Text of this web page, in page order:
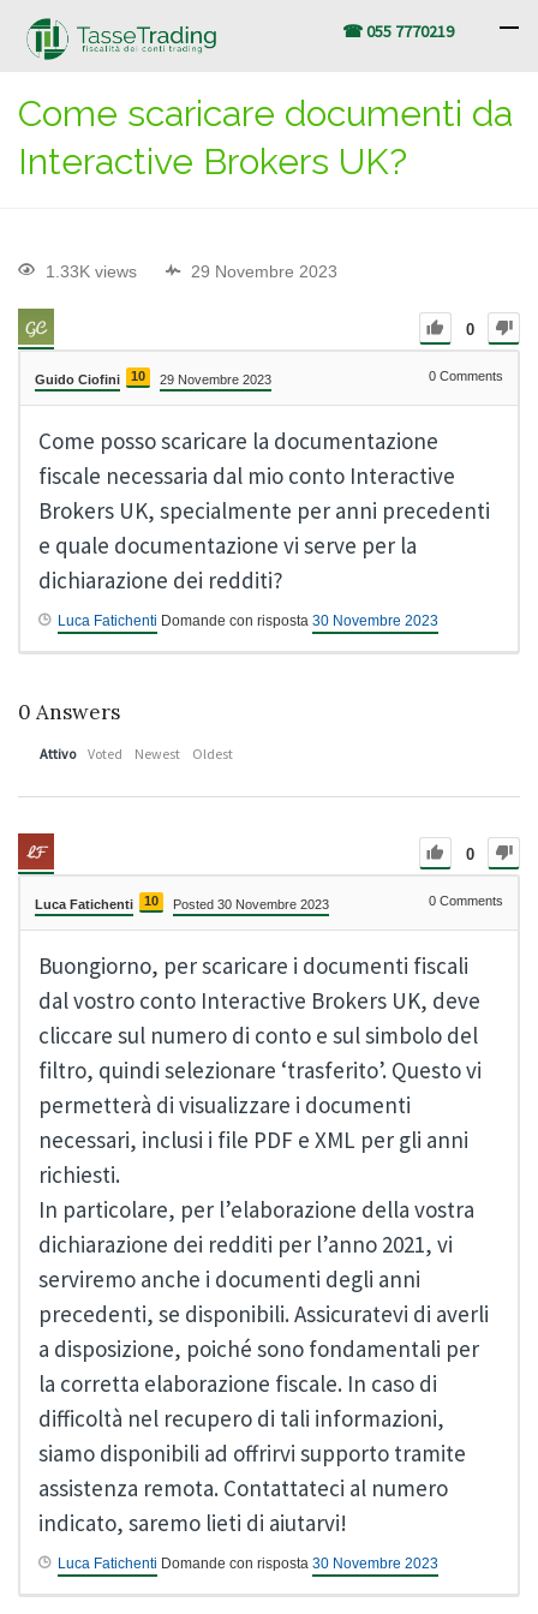
☎ 055 7770219
Come scaricare documenti da
Interactive Brokers UK?
1.33K views 29 Novembre 2023
0
Guido Ciofini 10 29 Novembre 2023 0 Comments
Come posso scaricare la documentazione
fiscale necessaria dal mio conto Interactive
Brokers UK, specialmente per anni precedenti
e quale documentazione vi serve per la
dichiarazione dei redditi?
Luca Fatichenti Domande con risposta 30 Novembre 2023
0 Answers
Attivo Voted Newest Oldest
0
Luca Fatichenti 10 Posted 30 Novembre 2023 0 Comments
Buongiorno, per scaricare i documenti fiscali
dal vostro conto Interactive Brokers UK, deve
cliccare sul numero di conto e sul simbolo del
filtro, quindi selezionare ‘trasferito’. Questo vi
permetterà di visualizzare i documenti
necessari, inclusi i file PDF e XML per gli anni
richiesti.
In particolare, per l’elaborazione della vostra
dichiarazione dei redditi per l’anno 2021, vi
serviremo anche i documenti degli anni
precedenti, se disponibili. Assicuratevi di averli
a disposizione, poiché sono fondamentali per
la corretta elaborazione fiscale. In caso di
difficoltà nel recupero di tali informazioni,
siamo disponibili ad offrirvi supporto tramite
assistenza remota. Contattateci al numero
indicato, saremo lieti di aiutarvi!
Luca Fatichenti Domande con risposta 30 Novembre 2023